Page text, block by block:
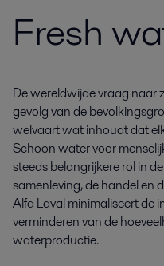
Fresh
De wereldwijde vraag naar
gevolg van de
welvaart wat inhoudt dat
Schoon water voor
steeds belangrijkere rol in
samenleving, de handel en
Alfa Laval minimaliseert de
verminderen van de
waterproductie.